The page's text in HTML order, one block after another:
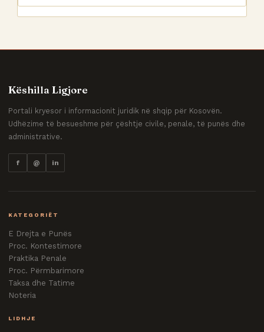
Këshilla Ligjore
Portali kryesor i informacionit juridik në shqip për Kosovën.
Udhëzime të besueshme për çështje civile, penale, të punës dhe
administrative.
f @ in
KATEGORIËT
E Drejta e Punës
Proc. Kontestimore
Praktika Penale
Proc. Përmbarimore
Taksa dhe Tatime
Noteria
LIDHJE